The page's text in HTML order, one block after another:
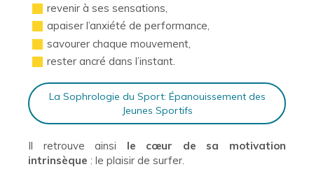
revenir à ses sensations,
apaiser l’anxiété de performance,
savourer chaque mouvement,
rester ancré dans l’instant.
La Sophrologie du Sport: Épanouissement des
Jeunes Sportifs
Il retrouve ainsi le cœur de sa motivation
intrinsèque : le plaisir de surfer.